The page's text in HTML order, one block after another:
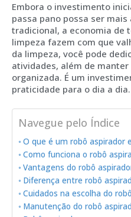
Embora o investimento
passa pano possa ser
tradicional, a economia de
limpeza fazem com que
da limpeza, você pode
atividades, além de
organizada. É um
praticidade para o dia a dia.
Navegue pelo Índice
O que é um robô aspirador
Como funciona o robô
Vantagens do robô
Diferença entre robô
Cuidados na escolha do
Manutenção do robô